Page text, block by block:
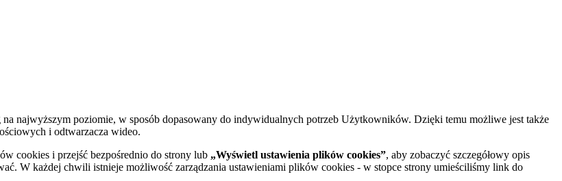
najwyższym poziomie, w sposób dopasowany do indywidualnych potrzeb Użytkowników. Dzięki temu możliwe jest także
i odtwarzacza wideo.
cookies i przejść bezpośrednio do strony lub „Wyświetl ustawienia plików cookies”, aby zobaczyć szczegółowy opis
W każdej chwili istnieje możliwość zarządzania ustawieniami plików cookies - w stopce strony umieściliśmy link do